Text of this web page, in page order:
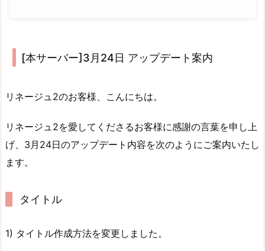
[本サーバー]3月24日 アップデート案内
リネージュ2のお客様、こんにちは。
リネージュ2を愛してくださるお客様に感謝の言葉を申し上
げ、3月24日のアップデート内容を次のようにご案内いたし
ます。
タイトル
1) タイトル作成方法を変更しました。